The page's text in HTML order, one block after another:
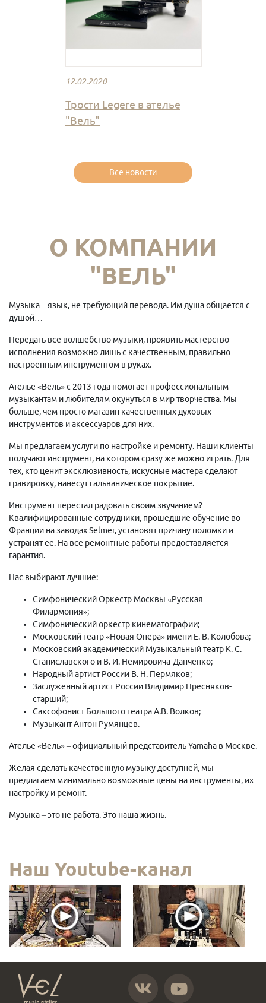
12.02.2020
Трости Legere в ателье
"Вель"
Все новости
О КОМПАНИИ
"ВЕЛЬ"
Музыка – язык, не требующий перевода. Им душа общается с
душой…
Передать все волшебство музыки, проявить мастерство
исполнения возможно лишь с качественным, правильно
настроенным инструментом в руках.
Ателье «Вель» с 2013 года помогает профессиональным
музыкантам и любителям окунуться в мир творчества. Мы –
больше, чем просто магазин качественных духовых
инструментов и аксессуаров для них.
Мы предлагаем услуги по настройке и ремонту. Наши клиенты
получают инструмент, на котором сразу же можно играть. Для
тех, кто ценит эксклюзивность, искусные мастера сделают
гравировку, нанесут гальваническое покрытие.
Инструмент перестал радовать своим звучанием?
Квалифицированные сотрудники, прошедшие обучение во
Франции на заводах Selmer, установят причину поломки и
устранят ее. На все ремонтные работы предоставляется
гарантия.
Нас выбирают лучшие:
Симфонический Оркестр Москвы «Русская
Филармония»;
Симфонический оркестр кинематографии;
Московский театр «Новая Опера» имени Е. В. Колобова;
Московский академический Музыкальный театр К. С.
Станиславского и В. И. Немировича-Данченко;
Народный артист России В. Н. Пермяков;
Заслуженный артист России Владимир Пресняков-
старший;
Саксофонист Большого театра А.В. Волков;
Музыкант Антон Румянцев.
Ателье «Вель» – официальный представитель Yamaha в Москве.
Желая сделать качественную музыку доступней, мы
предлагаем минимально возможные цены на инструменты, их
настройку и ремонт.
Музыка – это не работа. Это наша жизнь.
Наш Youtube-канал